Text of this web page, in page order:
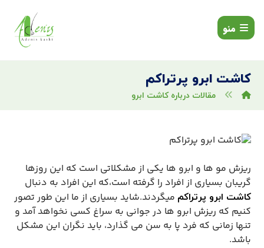
منو
کاشت ابرو پرتراکم
مقالات درباره کاشت ابرو
ریزش مو ها و ابرو ها یکی از مشکلاتی است که این روزها
گریبان بسیاری از افراد را گرفته است،که این افراد به دنبال
کاشت ابرو پرتراکم میگردند.شاید بسیاری از ما این ‌طور تصور
کنیم که ریزش ابرو ها در جوانی به سراغ کسی نخواهد آمد و
تنها زمانی که فرد پا به سن می‌ گذارد، باید نگران این مشکل
باشد.